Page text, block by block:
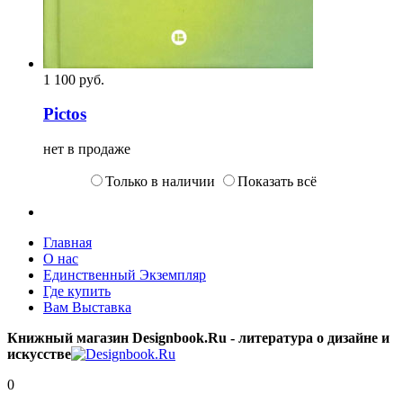
1 100 pуб.
Pictos
нет в продаже
Только в наличии Показать всё
Главная
О нас
Единственный Экземпляр
Где купить
Вам Выставка
Книжный магазин Designbook.Ru - литература о дизайне и
искусстве
0